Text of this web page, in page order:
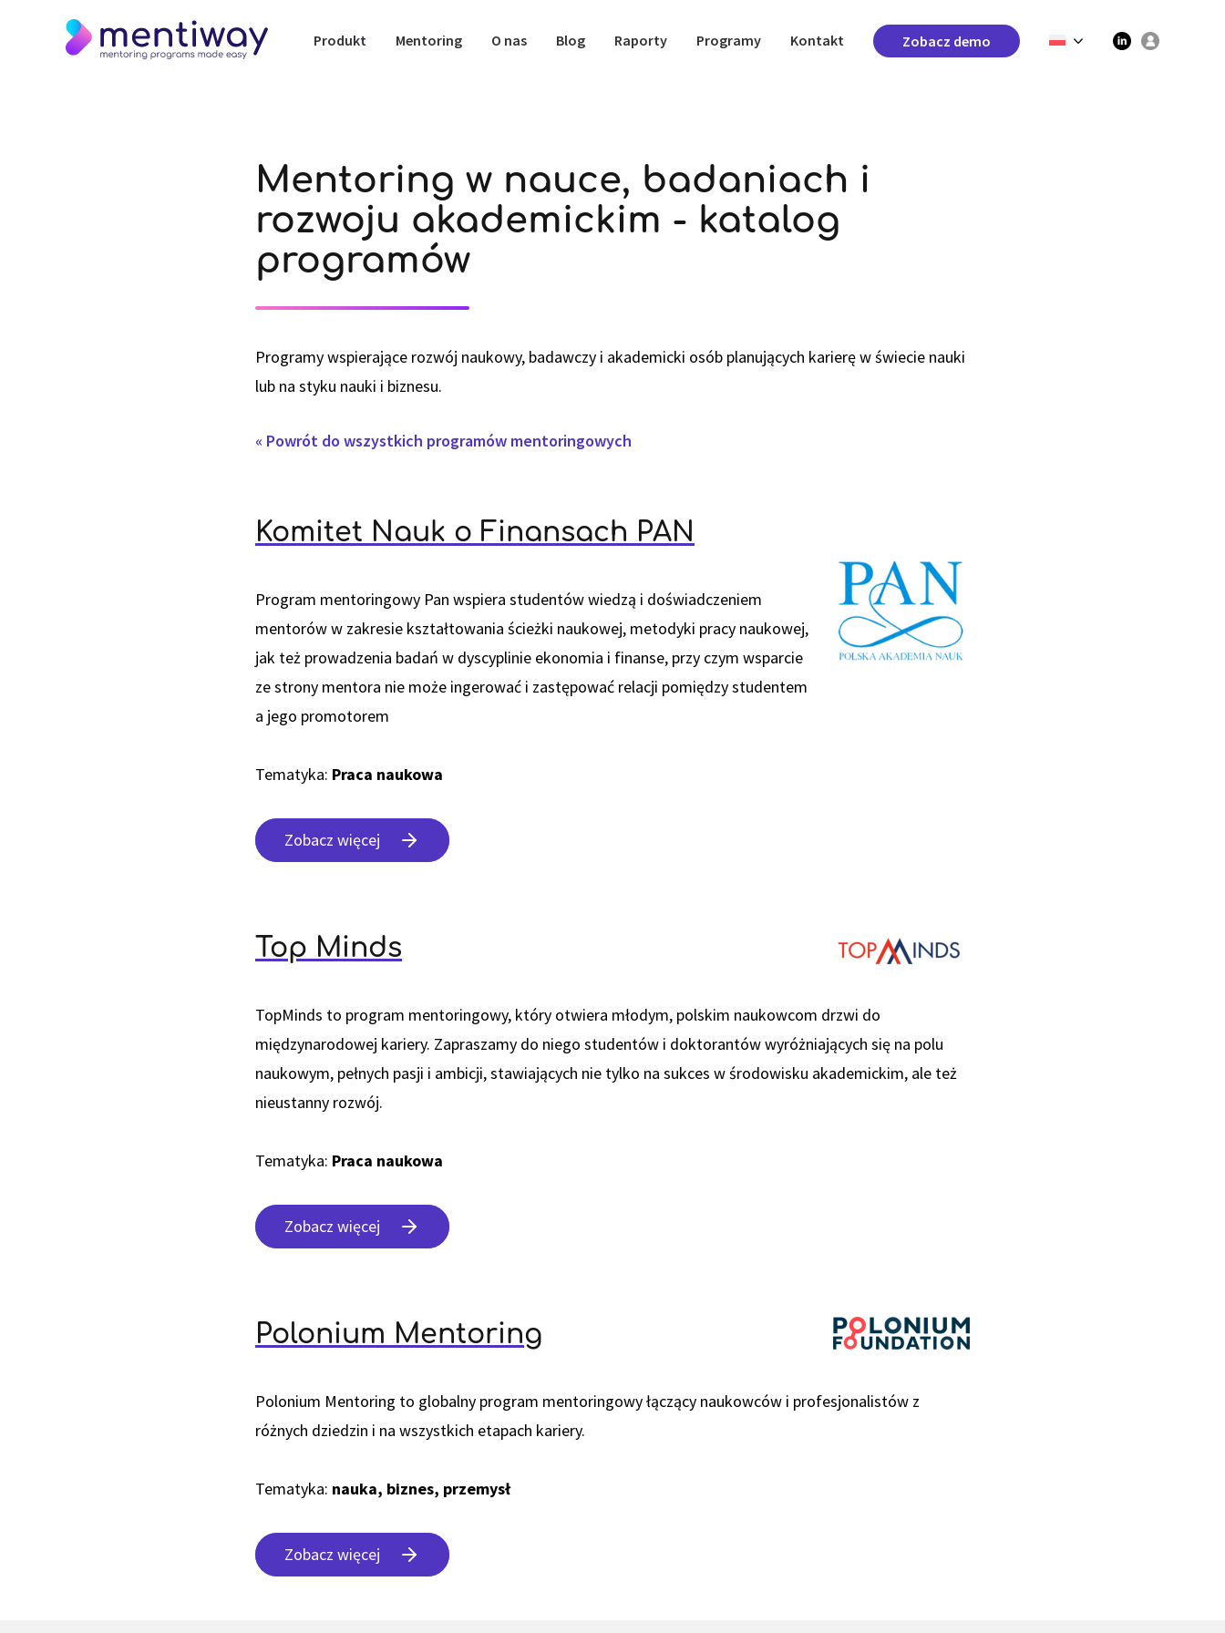
Produkt Mentoring O nas Blog Raporty Programy Kontakt Zobacz demo
Mentoring w nauce, badaniach i
rozwoju akademickim - katalog
programów
Programy wspierające rozwój naukowy, badawczy i akademicki osób planujących karierę w świecie nauki
lub na styku nauki i biznesu.
« Powrót do wszystkich programów mentoringowych
Komitet Nauk o Finansach PAN
Program mentoringowy Pan wspiera studentów wiedzą i doświadczeniem
mentorów w zakresie kształtowania ścieżki naukowej, metodyki pracy naukowej,
jak też prowadzenia badań w dyscyplinie ekonomia i finanse, przy czym wsparcie
ze strony mentora nie może ingerować i zastępować relacji pomiędzy studentem
a jego promotorem
Tematyka: Praca naukowa
Zobacz więcej
Top Minds
TopMinds to program mentoringowy, który otwiera młodym, polskim naukowcom drzwi do
międzynarodowej kariery. Zapraszamy do niego studentów i doktorantów wyróżniających się na polu
naukowym, pełnych pasji i ambicji, stawiających nie tylko na sukces w środowisku akademickim, ale też
nieustanny rozwój.
Tematyka: Praca naukowa
Zobacz więcej
Polonium Mentoring
Polonium Mentoring to globalny program mentoringowy łączący naukowców i profesjonalistów z
różnych dziedzin i na wszystkich etapach kariery.
Tematyka: nauka, biznes, przemysł
Zobacz więcej